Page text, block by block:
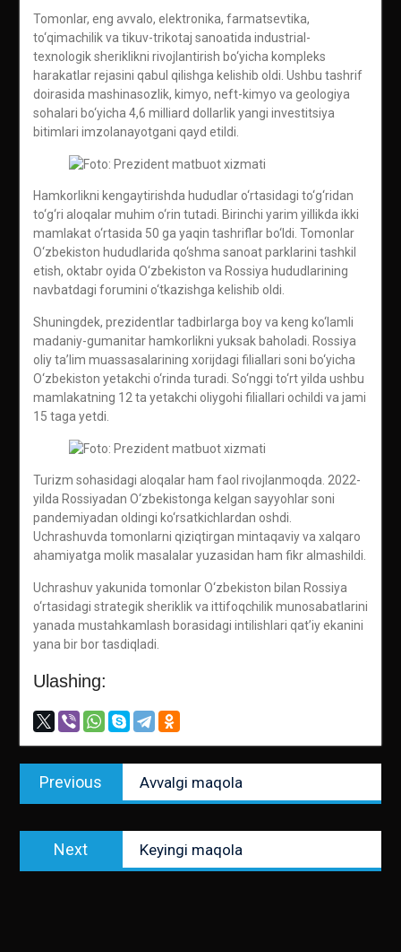
Tomonlar, eng avvalo, elektronika, farmatsevtika,
to‘qimachilik va tikuv-trikotaj sanoatida industrial-
texnologik sheriklikni rivojlantirish bo‘yicha kompleks
harakatlar rejasini qabul qilishga kelishib oldi. Ushbu tashrif
doirasida mashinasozlik, kimyo, neft-kimyo va geologiya
sohalari bo‘yicha 4,6 milliard dollarlik yangi investitsiya
bitimlari imzolanayotgani qayd etildi.
Hamkorlikni kengaytirishda hududlar o‘rtasidagi to‘g‘ridan
to‘g‘ri aloqalar muhim o‘rin tutadi. Birinchi yarim yillikda ikki
mamlakat o‘rtasida 50 ga yaqin tashriflar bo‘ldi. Tomonlar
O‘zbekiston hududlarida qo‘shma sanoat parklarini tashkil
etish, oktabr oyida O‘zbekiston va Rossiya hududlarining
navbatdagi forumini o‘tkazishga kelishib oldi.
Shuningdek, prezidentlar tadbirlarga boy va keng ko‘lamli
madaniy-gumanitar hamkorlikni yuksak baholadi. Rossiya
oliy ta’lim muassasalarining xorijdagi filiallari soni bo‘yicha
O‘zbekiston yetakchi o‘rinda turadi. So‘nggi to‘rt yilda ushbu
mamlakatning 12 ta yetakchi oliygohi filiallari ochildi va jami
15 taga yetdi.
Turizm sohasidagi aloqalar ham faol rivojlanmoqda. 2022-
yilda Rossiyadan O‘zbekistonga kelgan sayyohlar soni
pandemiyadan oldingi ko‘rsatkichlardan oshdi.
Uchrashuvda tomonlarni qiziqtirgan mintaqaviy va xalqaro
ahamiyatga molik masalalar yuzasidan ham fikr almashildi.
Uchrashuv yakunida tomonlar O‘zbekiston bilan Rossiya
o‘rtasidagi strategik sheriklik va ittifoqchilik munosabatlarini
yanada mustahkamlash borasidagi intilishlari qat’iy ekanini
yana bir bor tasdiqladi.
Ulashing:
Post
menyusi
Previous
post:
Avvalgi maqola
Next
post:
Keyingi maqola